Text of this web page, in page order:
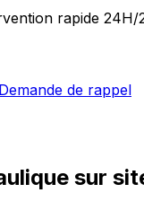
rapide
Demande de rappel
sur